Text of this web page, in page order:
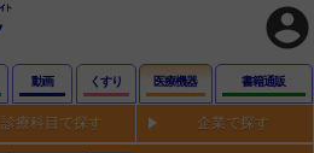
account_circle
動画 くすり 医療機器 書籍通販
診療科目で探す 企業で探す